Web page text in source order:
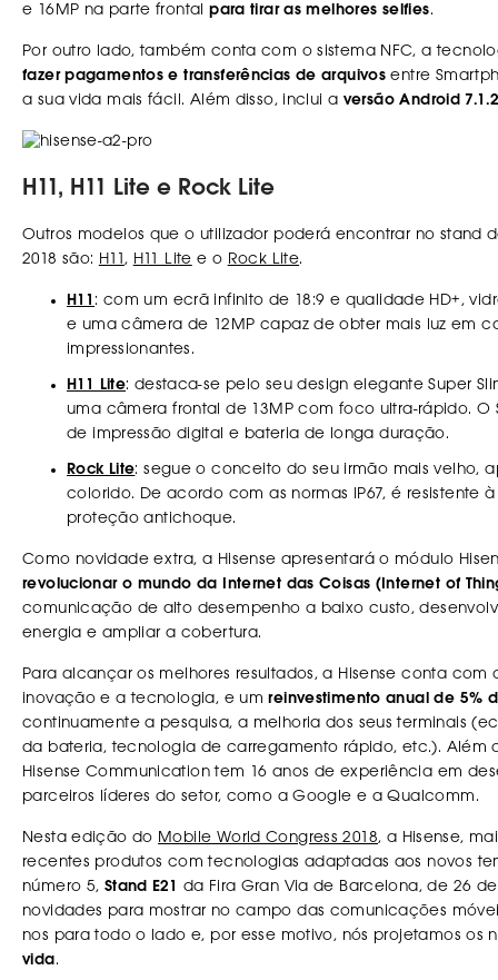
e 16MP na parte frontalpara tirar as melhores selfies.
Por outro lado, também conta com o sistema NFC, a
fazer pagamentos e transferências de arquivos entre
a sua vida mais fácil. Além disso, inclui a versão Android
H11, H11 Lite e Rock Lite
Outros modelos que o utilizador poderá encontrar no stand
2018 são: H11, H11 Lite e o Rock Lite.
H11 : com um ecrã infinito de 18:9 e qualidade HD+,
e uma câmera de 12MP capaz de obter mais luz em
impressionantes.
H11 Lite: destaca-se pelo seu design elegante Super
uma câmera frontal de 13MP com foco ultra-rápido.
de impressão digital e bateria de longa duração.
Rock Lite: segue o conceito do seu irmão mais velho,
colorido. De acordo com as normas IP67, é resistente
proteção antichoque.
Como novidade extra, a Hisense apresentará o módulo
revolucionar o mundo da Internet das Coisas (Internet of
comunicação de alto desempenho a baixo custo,
energia e ampliar a cobertura.
Para alcançar os melhores resultados, a Hisense conta
inovação e a tecnologia, e umreinvestimento anual de 5%
continuamente a pesquisa, a melhoria dos seus terminais
da bateria, tecnologia de carregamento rápido, etc.). Além
Hisense Communication tem 16 anos de experiência em
parceiros líderes do setor, como a Google e a Qualcomm.
Nesta edição do Mobile World Congress 2018, a Hisense,
recentes produtos com tecnologias adaptadas aos novos
número 5, Stand E21 da Fira Gran Via de Barcelona, ​​de 26
novidades para mostrar no campo das comunicações
nos para todo o lado e, por esse motivo, nós projetamos os
vida.